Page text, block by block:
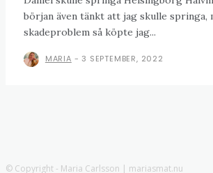
början även tänkt att jag skulle springa,
skadeproblem så köpte jag...
MARIA - 3 SEPTEMBER, 2022
© Copyright - Maria Carlsson | mariasmat.nu